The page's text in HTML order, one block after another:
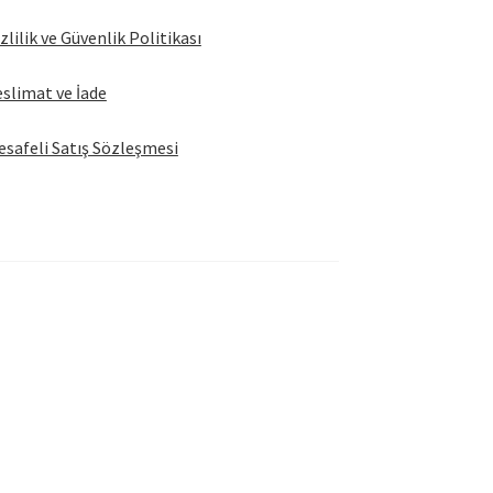
ve Güvenlik Politikası
ve İade
Satış Sözleşmesi